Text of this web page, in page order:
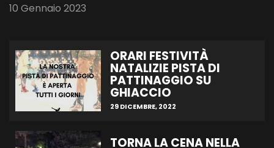
10 Gennaio 2023
ORARI FESTIVITÀ
NATALIZIE PISTA DI
PATTINAGGIO SU
GHIACCIO
29 DICEMBRE, 2022
TORNA LA CENA NELLA